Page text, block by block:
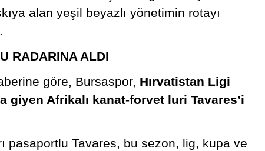
alan yeşil beyazlı yönetimin rotayı
RADARINA ALDI
göre, Bursaspor, Hırvatistan Ligi
giyen Afrikalı kanat-forvet luri Tavares’i
pasaportlu Tavares, bu sezon, lig, kupa ve